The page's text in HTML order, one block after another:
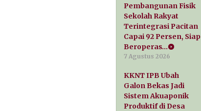
Pembangunan Fisik
Sekolah Rakyat
Terintegrasi Pacitan
Capai 92 Persen, Siap
Beroperas…
7 Agustus 2026
KKNT IPB Ubah
Galon Bekas Jadi
Sistem Akuaponik
Produktif di Desa